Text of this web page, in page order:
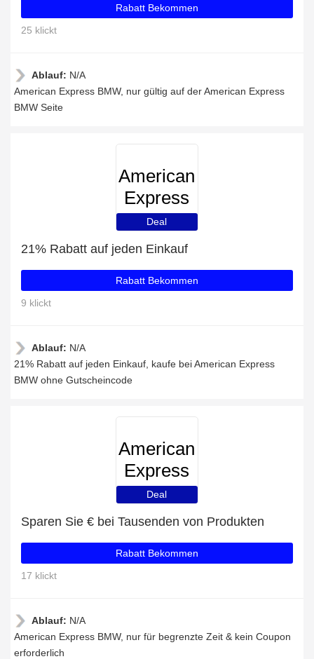
Rabatt Bekommen
25 klickt
Ablauf: N/A
American Express BMW, nur gültig auf der American Express
BMW Seite
American
Express
BMW
Deal
21% Rabatt auf jeden Einkauf
Rabatt Bekommen
9 klickt
Ablauf: N/A
21% Rabatt auf jeden Einkauf, kaufe bei American Express
BMW ohne Gutscheincode
American
Express
BMW
Deal
Sparen Sie € bei Tausenden von Produkten
Rabatt Bekommen
17 klickt
Ablauf: N/A
American Express BMW, nur für begrenzte Zeit & kein Coupon
erforderlich